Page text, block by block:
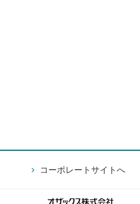
コーポレートサイトへ